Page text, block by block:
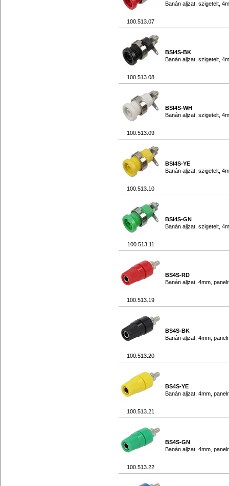
100.513.07
Banán aljzat, szigetelt,
100.513.08
BSI4S-BK
Banán aljzat, szigetelt,
100.513.09
BSI4S-WH
Banán aljzat, szigetelt,
100.513.10
BSI4S-YE
Banán aljzat, szigetelt,
100.513.11
BSI4S-GN
Banán aljzat, szigetelt,
100.513.19
BS4S-RD
Banán aljzat, 4mm,
100.513.20
BS4S-BK
Banán aljzat, 4mm,
100.513.21
BS4S-YE
Banán aljzat, 4mm,
100.513.22
BS4S-GN
Banán aljzat, 4mm,